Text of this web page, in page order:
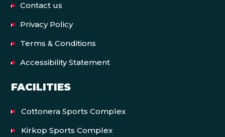
Contact us
Privacy Policy
Terms & Conditions
Accessibility Statement
FACILITIES
Cottonera Sports Complex
Kirkop Sports Complex